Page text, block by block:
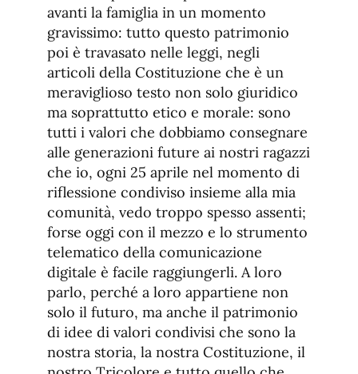
avanti la famiglia in un momento
gravissimo: tutto questo patrimonio
poi è travasato nelle leggi, negli
articoli della Costituzione che è un
meraviglioso testo non solo giuridico
ma soprattutto etico e morale: sono
tutti i valori che dobbiamo consegnare
alle generazioni future ai nostri ragazzi
che io, ogni 25 aprile nel momento di
riflessione condiviso insieme alla mia
comunità, vedo troppo spesso assenti;
forse oggi con il mezzo e lo strumento
telematico della comunicazione
digitale è facile raggiungerli. A loro
parlo, perché a loro appartiene non
solo il futuro, ma anche il patrimonio
di idee di valori condivisi che sono la
nostra storia, la nostra Costituzione, il